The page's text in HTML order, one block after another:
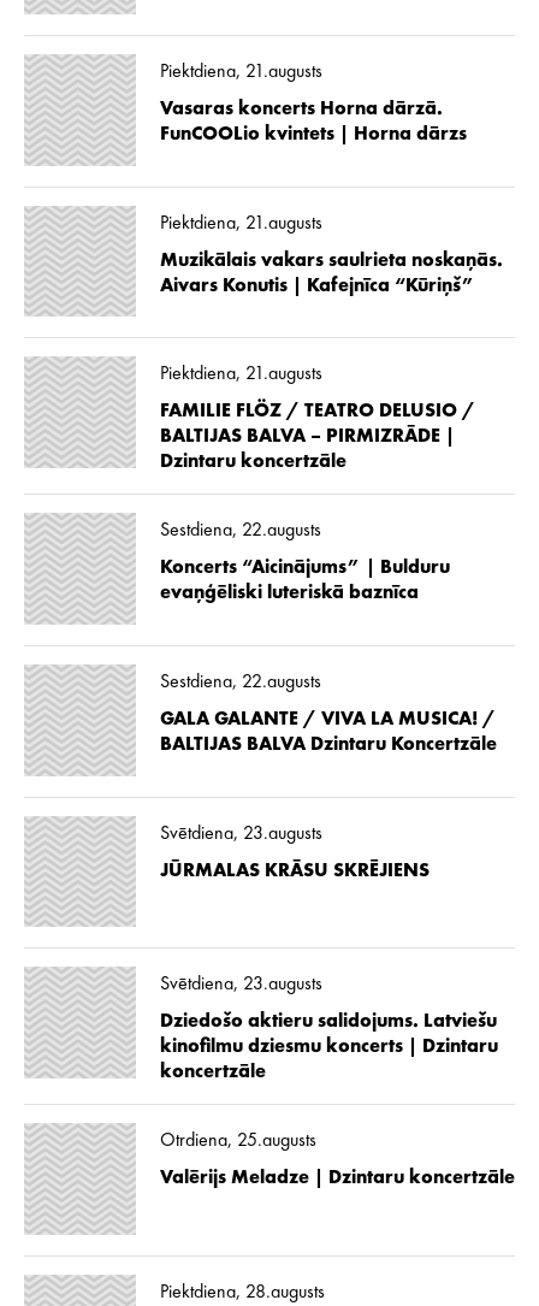
Piektdiena, 21.augusts
Vasaras koncerts Horna dārzā.
FunCOOLio kvintets | Horna dārzs
Piektdiena, 21.augusts
Muzikālais vakars saulrieta noskaņās.
Aivars Konutis | Kafejnīca “Kūriņš”
Piektdiena, 21.augusts
FAMILIE FLÖZ / TEATRO DELUSIO /
BALTIJAS BALVA – PIRMIZRĀDE |
Dzintaru koncertzāle
Sestdiena, 22.augusts
Koncerts “Aicinājums” | Bulduru
evaņģēliski luteriskā baznīca
Sestdiena, 22.augusts
GALA GALANTE / VIVA LA MUSICA! /
BALTIJAS BALVA Dzintaru Koncertzāle
Svētdiena, 23.augusts
JŪRMALAS KRĀSU SKRĒJIENS
Svētdiena, 23.augusts
Dziedošo aktieru salidojums. Latviešu
kinofilmu dziesmu koncerts | Dzintaru
koncertzāle
Otrdiena, 25.augusts
Valērijs Meladze | Dzintaru koncertzāle
Piektdiena, 28.augusts